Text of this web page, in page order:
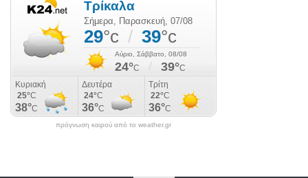
πρόγνωση καιρού από το weather.gr